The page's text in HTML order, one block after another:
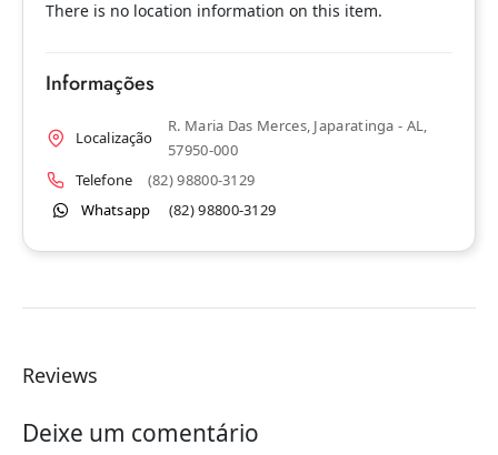
There is no location information on this item.
Informações
Localização
R. Maria Das Merces, Japaratinga - AL,
57950-000
Telefone
(82) 98800-3129
Whatsapp
(82) 98800-3129
Reviews
Deixe um comentário